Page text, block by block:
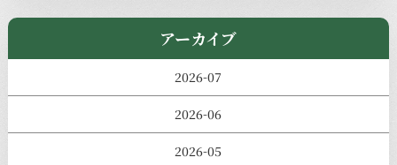
アーカイブ
2026-07
2026-06
2026-05